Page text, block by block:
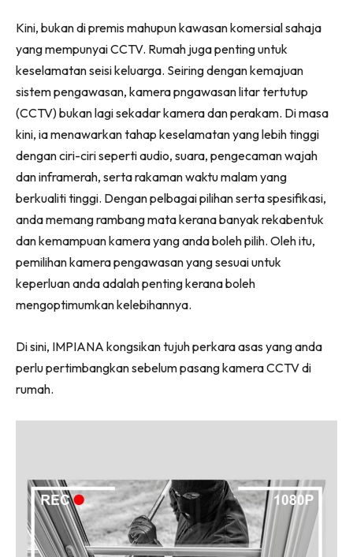
Kafe
Hartanah
High Rise
Landed
Ilham Impiana 360
Ilham Impiana Inspirasi Selebriti
Impiana TV
Casa Impiana
Impiana MakeOver
Sembang Dekor
Sembang Laman
Hub Ideaktiv
Kini, bukan di premis mahupun kawasan komersial sahaja
yang mempunyai CCTV. Rumah juga penting untuk
keselamatan seisi keluarga. Seiring dengan kemajuan
sistem pengawasan, kamera pngawasan litar tertutup
(CCTV) bukan lagi sekadar kamera dan perakam. Di masa
kini, ia menawarkan tahap keselamatan yang lebih tinggi
dengan ciri-ciri seperti audio, suara, pengecaman wajah
dan inframerah, serta rakaman waktu malam yang
berkualiti tinggi. Dengan pelbagai pilihan serta spesifikasi,
anda memang rambang mata kerana banyak rekabentuk
dan kemampuan kamera yang anda boleh pilih. Oleh itu,
pemilihan kamera pengawasan yang sesuai untuk
keperluan anda adalah penting kerana boleh
mengoptimumkan kelebihannya.
Di sini, IMPIANA kongsikan tujuh perkara asas yang anda
perlu pertimbangkan sebelum pasang kamera CCTV di
rumah.